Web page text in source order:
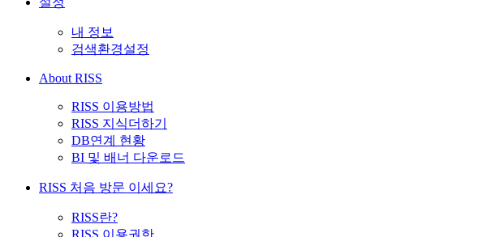
내 정보
검색환경설정
About RISS
RISS 이용방법
RISS 지식더하기
DB연계 현황
BI 및 배너 다운로드
RISS 처음 방문 이세요?
RISS란?
RISS 이용권한